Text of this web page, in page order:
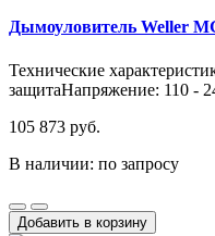
Дымоуловитель Weller
Технические
защитаНапряжение: 110 -
105 873 руб.
В наличии: по запросу
Добавить в корзину